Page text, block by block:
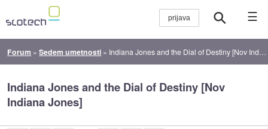
☰
Forum »Sedem umetnosti » Indiana Jones and the Dial of Destiny [Nov Indiana Jones]
Indiana Jones and the Dial of Destiny [Nov
Indiana Jones]